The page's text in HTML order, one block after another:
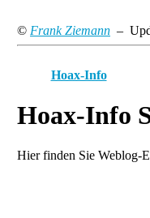
© Frank Ziemann –
Hoax-Info
Hoax-Info
Hier finden Sie Weblog-